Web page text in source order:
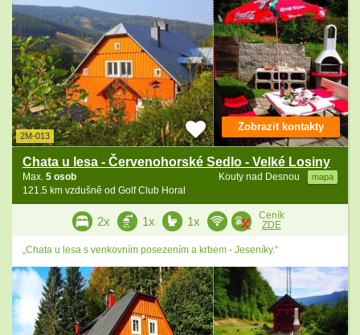
2M-013
Chata u lesa - Červenohorské Sedlo - Velké Losiny
Kouty nad Desnou mapa
Max. 5 osob
121.5 km vzdušně od Golf Club Horal
Zobrazit kontakty
2x 1x 1x
Ceník
ZDE
„Chata u lesa s venkovním posezením a krbem - Jeseníky.“